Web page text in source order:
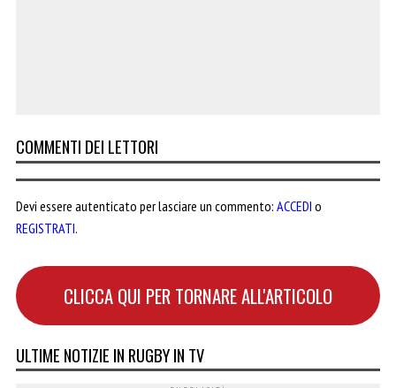
COMMENTI DEI LETTORI
Devi essere autenticato per lasciare un commento: ACCEDI o
REGISTRATI.
CLICCA QUI PER TORNARE ALL'ARTICOLO
ULTIME NOTIZIE IN RUGBY IN TV